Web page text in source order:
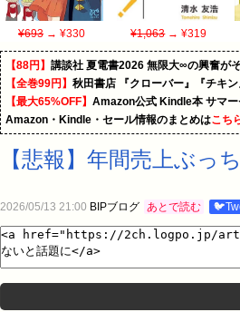
¥693 → ¥330 ¥1,063→ ¥319
【88円】 講談社 夏電書2026 無限大∞の興奮が
【全巻99円】 秋田書店 『クローバー』『チキ
【最大65%OFF】 Amazon公式 Kindle本 サマ
Amazon・Kindle・セール情報のまとめはこち
【悲報】年間売上ぶっ
2026/05/13 21:00 BIPブログ あとで読む